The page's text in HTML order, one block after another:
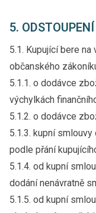
5.
5.1. Kupující bere
občanského
5.1.1. o dodávce
výchylkách
5.1.2. o dodávce
5.1.3. kupní
podle přání
5.1.4. od kupní
dodání nenávratně
5.1.5. od kupní